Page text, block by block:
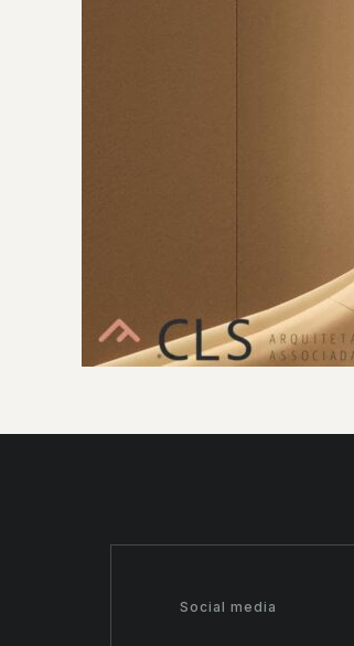
Social media